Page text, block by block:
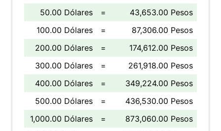
50.00 Dólares
=
43,653.00 Pesos
100.00 Dólares
=
87,306.00 Pesos
200.00 Dólares
=
174,612.00 Pesos
300.00 Dólares
=
261,918.00 Pesos
400.00 Dólares
=
349,224.00 Pesos
500.00 Dólares
=
436,530.00 Pesos
1,000.00 Dólares
=
873,060.00 Pesos